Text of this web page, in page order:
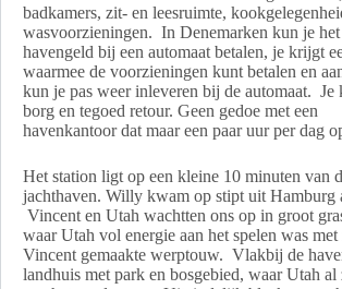
badkamers, zit- en leesruimte,
wasvoorzieningen. In Denemarken kun je het
havengeld bij een automaat betalen, je krijgt
waarmee de voorzieningen kunt betalen en
kun je pas weer inleveren bij de automaat. Je
borg en tegoed retour. Geen gedoe met een
havenkantoor dat maar een paar uur per dag
Het station ligt op een kleine 10 minuten van
jachthaven. Willy kwam op stipt uit Hamburg
Vincent en Utah wachtten ons op in groot
waar Utah vol energie aan het spelen was
Vincent gemaakte werptouw. Vlakbij de
landhuis met park en bosgebied, waar Utah al